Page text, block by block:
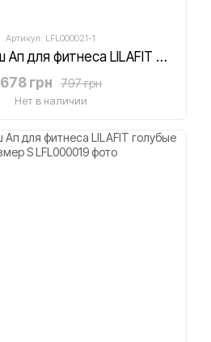
Артикул: LFL000021-1
Лосины Пуш Ап для фитнеса LILAFIT черно-фиолетовый градиент размер S
797 грн
678 грн
Нет в наличии